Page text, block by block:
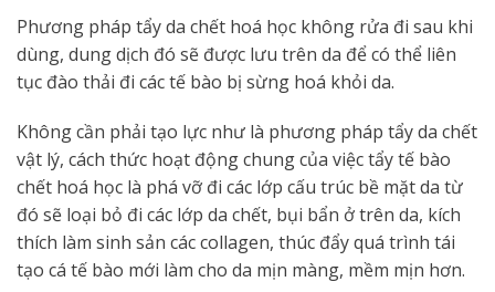
Phương pháp tẩy da chết hoá học không rửa đi sau khi
dùng, dung dịch đó sẽ được lưu trên da để có thể liên
tục đào thải đi các tế bào bị sừng hoá khỏi da.
Không cần phải tạo lực như là phương pháp tẩy da chết
vật lý, cách thức hoạt động chung của việc tẩy tế bào
chết hoá học là phá vỡ đi các lớp cấu trúc bề mặt da từ
đó sẽ loại bỏ đi các lớp da chết, bụi bẩn ở trên da, kích
thích làm sinh sản các collagen, thúc đẩy quá trình tái
tạo cá tế bào mới làm cho da mịn màng, mềm mịn hơn.